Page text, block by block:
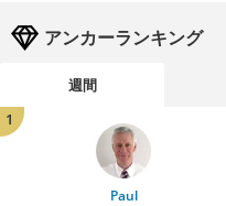
アンカーランキング
週間
1
Paul